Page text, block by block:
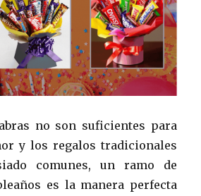
no son suficientes para
y los regalos tradicionales
comunes, un ramo de
es la manera perfecta